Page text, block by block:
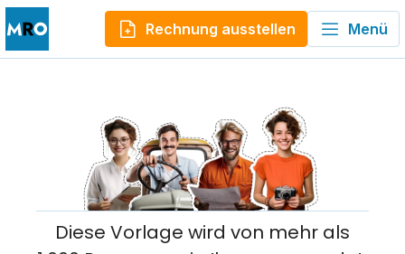
Rechnung ausstellen Menü
Diese Vorlage wird von mehr als